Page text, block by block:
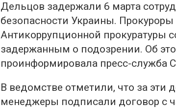
Дельцов задержали 6 марта
безопасности Украины. Прокуроры
Антикоррупционной прокуратуры
задержанным о подозрении. Об
проинформировала пресс-служба
В ведомстве отметили, что за эти
менеджеры подписали договор с